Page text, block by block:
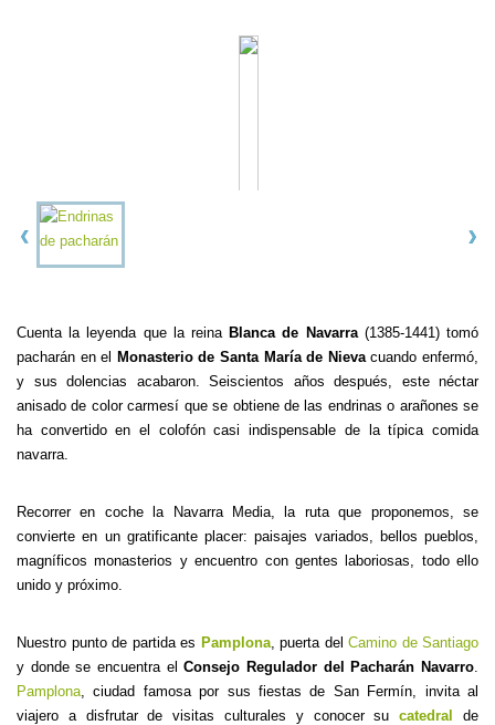
Cuenta la leyenda que la reina Blanca de Navarra(1385-1441) tomó
pacharán en el
Monasterio de Santa María de Nievacuando enfermó,
y sus dolencias acabaron. Seiscientos años después, este néctar
anisado de color carmesí que se obtiene de las endrinas o arañones se
ha convertido en el colofón casi indispensable de la típica comida
navarra.
Recorrer en coche la Navarra Media, la ruta que proponemos, se
convierte en un gratificante placer: paisajes variados, bellos pueblos,
magníficos monasterios y encuentro con gentes laboriosas, todo ello
unido y próximo.
Nuestro punto de partida es Pamplona, puerta del Camino de Santiago
y donde se encuentra elConsejo Regulador del Pacharán Navarro.
Pamplona, ciudad famosa por sus fiestas de San Fermín, invita al
viajero a disfrutar de visitas culturales y conocer sucatedral
de